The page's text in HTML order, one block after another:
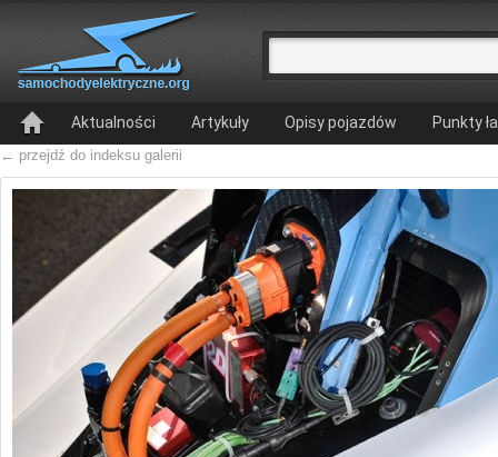
Aktualności Artykuły Opisy pojazdów Punkty
← przejdź do indeksu galerii